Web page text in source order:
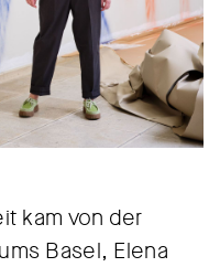
kam von der
Basel, Elena